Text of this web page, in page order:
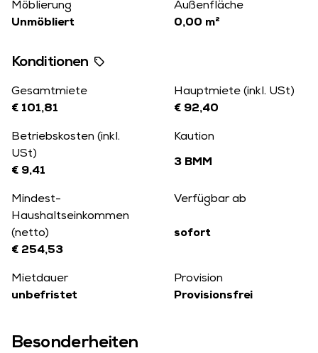
Möblierung
Unmöbliert
Außenfläche
0,00 m²
Konditionen
Gesamtmiete
€ 101,81
Hauptmiete (inkl. USt)
€ 92,40
Betriebskosten (inkl.
USt)
€ 9,41
Kaution
3 BMM
Mindest-
Haushaltseinkommen
(netto)
€ 254,53
Verfügbar ab
sofort
Mietdauer
unbefristet
Provision
Provisionsfrei
Besonderheiten